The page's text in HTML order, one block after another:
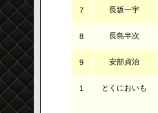
7 長坂一宇
8 長島半次
9 安部貞治
1 とくにおいも